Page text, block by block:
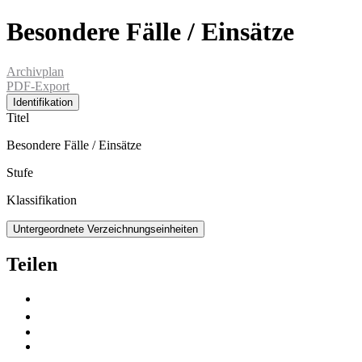
Besondere Fälle / Einsätze
Archivplan
PDF-Export
Identifikation
Titel
Besondere Fälle / Einsätze
Stufe
Klassifikation
Untergeordnete Verzeichnungseinheiten
Teilen